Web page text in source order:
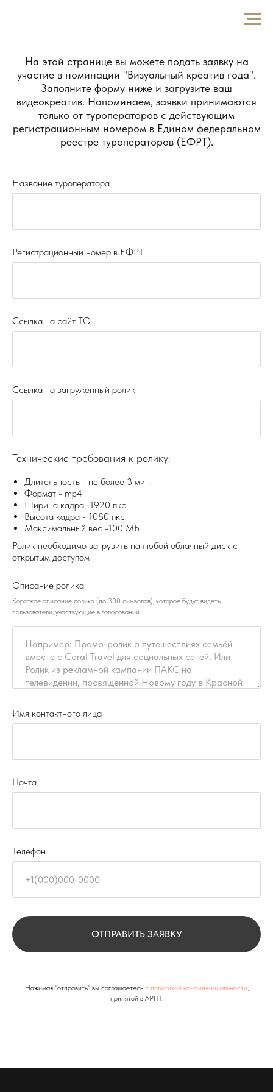
На этой странице вы можете подать заявку на
участие в номинации "Визуальный креатив года".
Заполните форму ниже и загрузите ваш
видеокреатив. Напоминаем, заявки принимаются
только от туроператоров с действующим
регистрационным номером в Едином федеральном
реестре туроператоров (ЕФРТ).
Название туроператора
Регистрационный номер в ЕФРТ
Ссылка на сайт ТО
Ссылка на загруженный ролик
Технические требования к ролику:
Длительность - не более 3 мин.
Формат - mp4
Ширина кадра -1920 пкс
Высота кадра - 1080 пкс
Максимальный вес -100 МБ
Ролик необходимо загрузить на любой облачный диск с
открытым доступом
Описание ролика
Короткое описание ролика (до 300 символов), которое будут видеть
пользователи, участвующие в голосовании.
Имя контактного лица
Почта
Телефон
ОТПРАВИТЬ ЗАЯВКУ
Нажимая "отправить" вы соглашаетесь с политикой конфиденциальности
принятой в АРПТ.